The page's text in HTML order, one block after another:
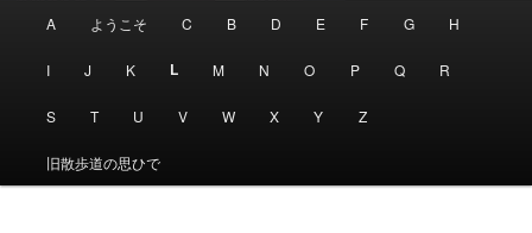
A ようこそ C B D E F G H
I J K L M N O P Q R
S T U V W X Y Z
旧散歩道の思ひで